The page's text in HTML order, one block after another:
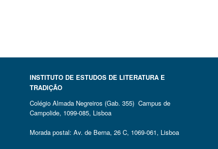
INSTITUTO DE ESTUDOS DE LITERATURA E
TRADIÇÃO
Colégio Almada Negreiros (Gab. 355) Campus de
Campolide, 1099-085, Lisboa
Morada postal: Av. de Berna, 26 C, 1069-061, Lisboa